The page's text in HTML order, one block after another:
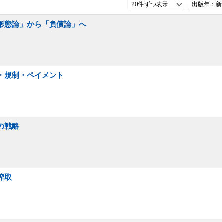
20件ずつ表示 出版年：
態論」から「負債論」へ
規制・ペイメント
戦略
取